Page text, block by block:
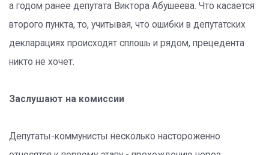
а годом ранее депутата Виктора Абушеева. Что касается
второго пункта, то, учитывая, что ошибки в депутатских
декларациях происходят сплошь и рядом, прецедента
никто не хочет.
Заслушают на комиссии
Депутаты-коммунисты несколько настороженно